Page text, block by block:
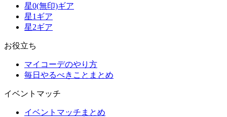
星0(無印)ギア
星1ギア
星2ギア
お役立ち
マイコーデのやり方
毎日やるべきことまとめ
イベントマッチ
イベントマッチまとめ